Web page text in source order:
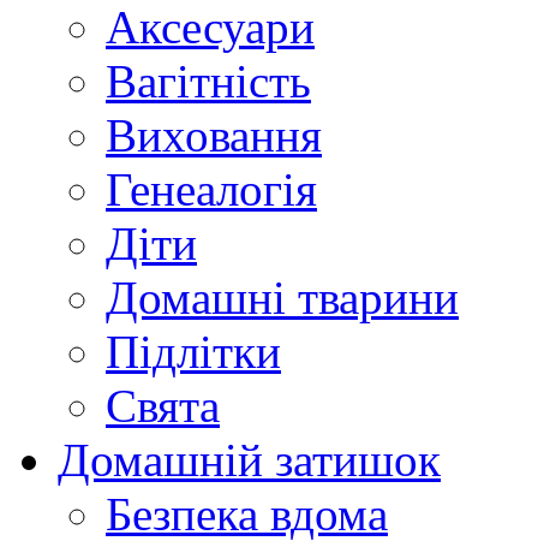
Аксесуари
Вагітність
Виховання
Генеалогія
Діти
Домашні тварини
Підлітки
Свята
Домашній затишок
Безпека вдома